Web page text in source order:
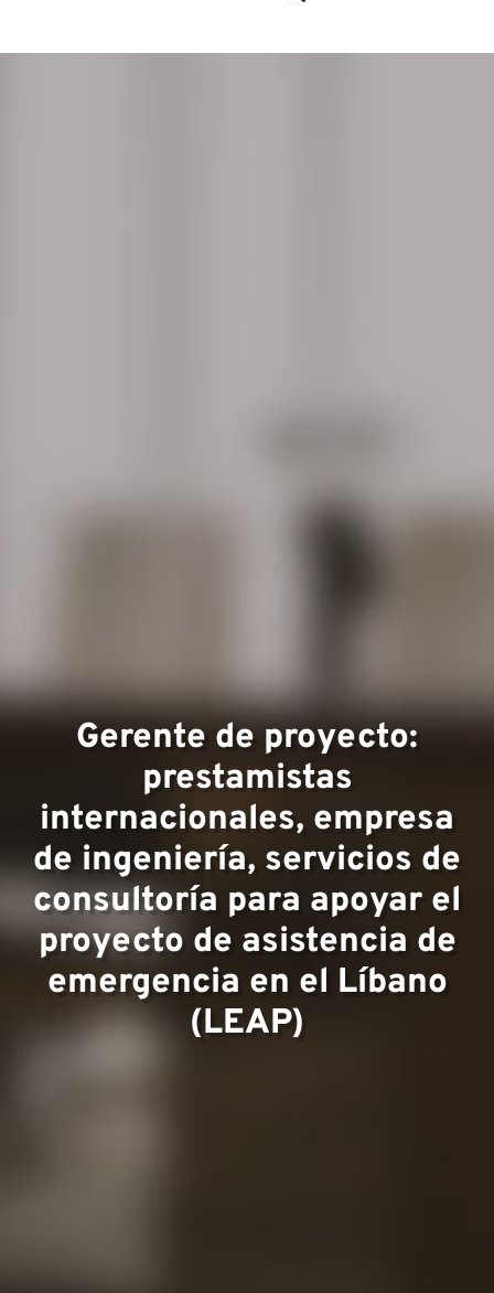
Áreas
Gerente de proyecto:
prestamistas
internacionales, empresa
de ingeniería, servicios de
consultoría para apoyar el
proyecto de asistencia de
emergencia en el Líbano
(LEAP)